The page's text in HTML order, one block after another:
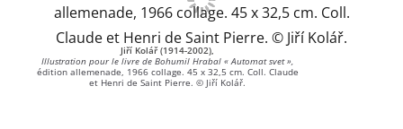
Jiří Kolář (1914-2002),
Illustration pour le livre de Bohumil Hrabal « Automat svet »,
édition allemenade, 1966 collage. 45 x 32,5 cm. Coll. Claude
et Henri de Saint Pierre. © Jiří Kolář.